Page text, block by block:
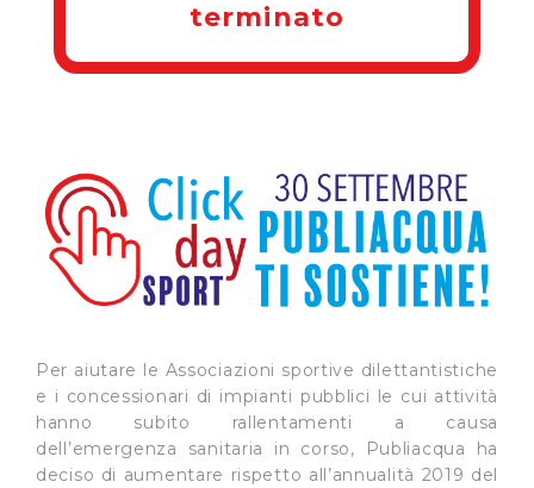
terminato
Per aiutare le Associazioni sportive dilettantistiche
e i concessionari di impianti pubblici le cui attività
hanno subito rallentamenti a causa
dell’emergenza sanitaria in corso, Publiacqua ha
deciso di aumentare rispetto all’annualità 2019 del